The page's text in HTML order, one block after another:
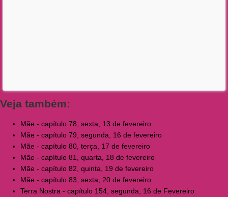
Veja também:
Mãe - capítulo 78, sexta, 13 de fevereiro
Mãe - capítulo 79, segunda, 16 de fevereiro
Mãe - capítulo 80, terça, 17 de fevereiro
Mãe - capítulo 81, quarta, 18 de fevereiro
Mãe - capítulo 82, quinta, 19 de fevereiro
Mãe - capítulo 83, sexta, 20 de fevereiro
Terra Nostra - capítulo 154, segunda, 16 de Fevereiro